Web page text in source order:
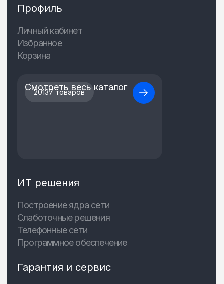
Профиль
Личный кабинет
Избранное
Корзина
20137 товаров
Смотреть весь каталог
ИТ решения
Построение ядра сети
Слаботочные решения
Телефонные сети
Программное обеспечение
Гарантия и сервис